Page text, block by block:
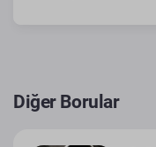
Diğer Borular